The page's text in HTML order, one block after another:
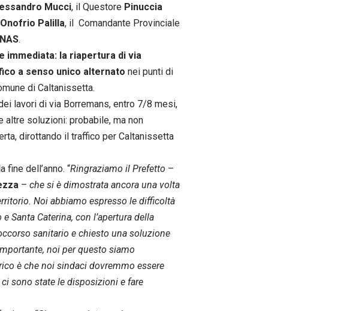
Mucci, il Questore Pinuccia
Onofrio Palilla, il Comandante Provinciale
.
immediata: la riapertura di via
a senso unico alternato nei punti di
di Caltanissetta.
lavori di via Borremans, entro 7/8 mesi,
altre soluzioni: probabile, ma non
dirottando il traffico per Caltanissetta
fine dell’anno. “Ringraziamo il Prefetto –
– che si è dimostrata ancora una volta
Noi abbiamo espresso le difficoltà
Santa Caterina, con l’apertura della
sanitario e chiesto una soluzione
noi per questo siamo
è che noi sindaci dovremmo essere
sono state le disposizioni e fare